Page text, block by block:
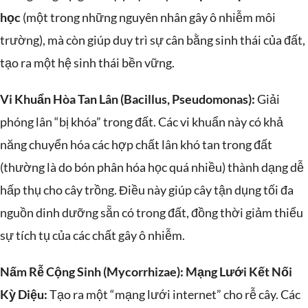
học(một trong những nguyên nhân gây ô nhiễm môi
trường), mà còn giúp duy trì sự cân bằng sinh thái của đất,
tạo ra một hệ sinh thái bền vững.
Vi Khuẩn Hòa Tan Lân (Bacillus, Pseudomonas):Giải
phóng lân “bị khóa” trong đất. Các vi khuẩn này có khả
năng chuyển hóa các hợp chất lân khó tan trong đất
(thường là do bón phân hóa học quá nhiều) thành dạng dễ
hấp thụ cho cây trồng. Điều này giúp cây tận dụng tối đa
nguồn dinh dưỡng sẵn có trong đất, đồng thời giảm thiểu
sự tích tụ của các chất gây ô nhiễm.
Nấm Rễ Cộng Sinh (Mycorrhizae): Mạng Lưới Kết Nối
Kỳ Diệu:Tạo ra một “mạng lưới internet” cho rễ cây. Các